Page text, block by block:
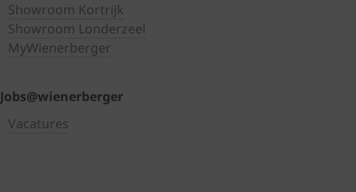
Showroom Kortrijk
Showroom Londerzeel
MyWienerberger
Jobs@wienerberger
Vacatures